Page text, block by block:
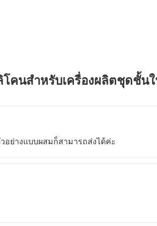
คนสำหรับเครื่องผลิตชุดชั้น
ย่างแบบผสมก็สามารถส่งได้ค่ะ